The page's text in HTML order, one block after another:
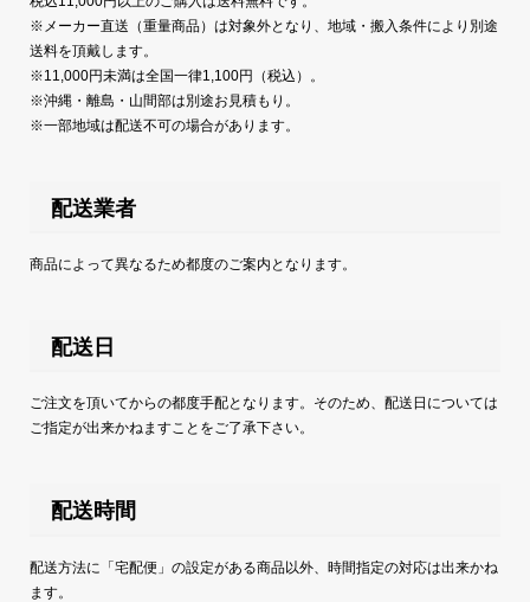
※メーカー直送（重量商品）は対象外となり、地域・搬入条件により別途
送料を頂戴します。
※11,000円未満は全国一律1,100円（税込）。
※沖縄・離島・山間部は別途お見積もり。
※一部地域は配送不可の場合があります。
配送業者
商品によって異なるため都度のご案内となります。
配送日
ご注文を頂いてからの都度手配となります。そのため、配送日については
ご指定が出来かねますことをご了承下さい。
配送時間
配送方法に「宅配便」の設定がある商品以外、時間指定の対応は出来かね
ます。